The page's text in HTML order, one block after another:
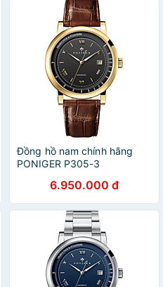
Đồng hồ nam chính hãng
PONIGER P305-3
6.950.000 đ